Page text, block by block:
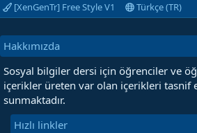
[XenGenTr] Free Style V1 Türkçe (TR)
Hakkımızda
Sosyal bilgiler dersi için öğrenciler ve
içerikler üreten var olan içerikleri tasnif
sunmaktadır.
Hızlı linkler